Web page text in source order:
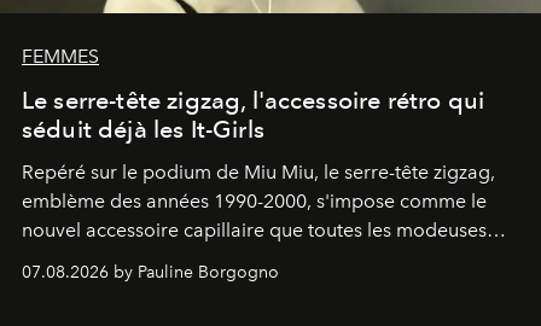
FEMMES
Le serre-tête zigzag, l'accessoire rétro qui
séduit déjà les It-Girls
Repéré sur le podium de Miu Miu, le serre-tête zigzag,
emblème des années 1990-2000, s'impose comme le
nouvel accessoire capillaire que toutes les modeuses
s'arrachent déjà.
07.08.2026 by Pauline Borgogno